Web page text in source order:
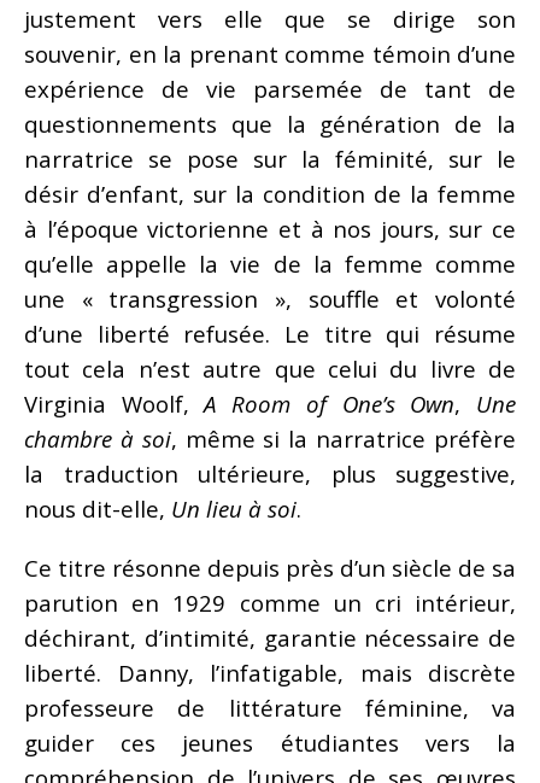
justement vers elle que se dirige son
souvenir, en la prenant comme témoin d’une
expérience de vie parsemée de tant de
questionnements que la génération de la
narratrice se pose sur la féminité, sur le
désir d’enfant, sur la condition de la femme
à l’époque victorienne et à nos jours, sur ce
qu’elle appelle la vie de la femme comme
une « transgression », souffle et volonté
d’une liberté refusée. Le titre qui résume
tout cela n’est autre que celui du livre de
Virginia Woolf,A Room of One’s Own, Une
chambre à soi, même si la narratrice préfère
la traduction ultérieure, plus suggestive,
nous dit-elle, Un lieu à soi.
Ce titre résonne depuis près d’un siècle de sa
parution en 1929 comme un cri intérieur,
déchirant, d’intimité, garantie nécessaire de
liberté. Danny, l’infatigable, mais discrète
professeure de littérature féminine, va
guider ces jeunes étudiantes vers la